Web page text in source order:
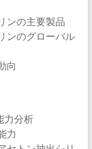
の主要製品
のグローバル
向
力分析
力